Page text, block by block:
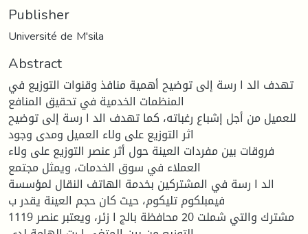
Publisher
Université de M'sila
Abstract
تهدف الد ا رسة إلى توضيح أهمية منافذ وقنوات التوزيع في
المنظمات الخدمية في تحقيق المنافع
للعميل من أجل إشباع رغباته، كما تهدف الد ا رسة إلى توضيح
اثر التوزيع على ولاء العميل ومدى وجود
فروقات بين مفردات العينة حول أثر عنصر التوزيع على ولاء
العملاء في سوق الخدمات، ويمثل مجتمع
الد ا رسة في المشتركين بخدمة الهاتف النقال لمؤسسة
فيمبلكوم تليكوم، حيث كان حجم العينة يقدر ب
1119 مشترك والتي شملت 20 محافظة بالج ا زئر، ويعتبر عنصر